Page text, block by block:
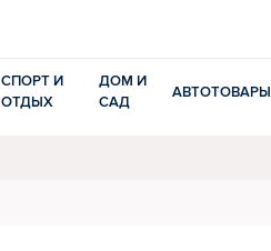
СПОРТ И
ОТДЫХ
ДОМ И
САД
АВТОТОВАРЫ